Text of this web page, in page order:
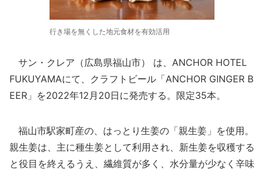
行き場を無くした地元食材を有効活用
サン・クレア（広島県福山市） は、ANCHOR HOTEL
FUKUYAMAにて、クラフトビール「ANCHOR GINGER B
EER」を2022年12月20日に発売する。限定35本。
福山市駅家町産の、はっとり生姜の「親生姜」を使用。
親生姜は、主に種生姜として利用され、新生姜を収穫する
と役目を終えるうえ、繊維質が多く、水分量が少なく辛味